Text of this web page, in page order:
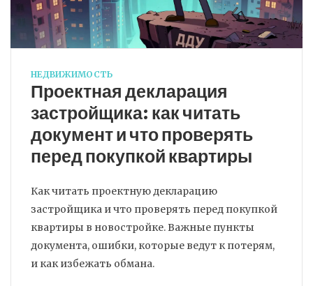
НЕДВИЖИМОСТЬ
Проектная декларация
застройщика: как читать
документ и что проверять
перед покупкой квартиры
Как читать проектную декларацию
застройщика и что проверять перед покупкой
квартиры в новостройке. Важные пункты
документа, ошибки, которые ведут к потерям,
и как избежать обмана.